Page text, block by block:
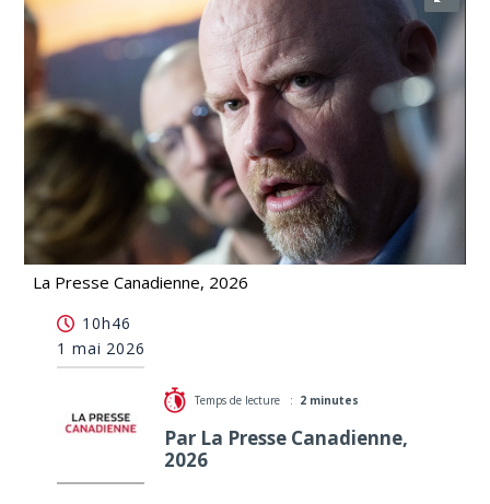
La Presse Canadienne, 2026
les femmes déposé «très bientôt»
10h46
1 mai 2026
Temps de lecture : 2 minutes
Par La Presse Canadienne,
2026